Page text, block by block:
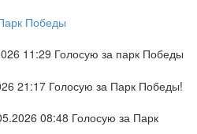
Победы
11:29 Голосую за парк Победы
21:17 Голосую за Парк Победы!
08:48 Голосую за Парк